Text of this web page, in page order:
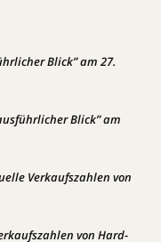
Blick” am 27.
Blick” am
Verkaufszahlen von
von Hard-